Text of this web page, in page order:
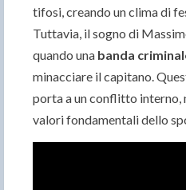
tifosi, creando un clima di
Tuttavia, il sogno di
quando una banda
minacciare il capitano.
porta a un conflitto interno,
valori fondamentali dello